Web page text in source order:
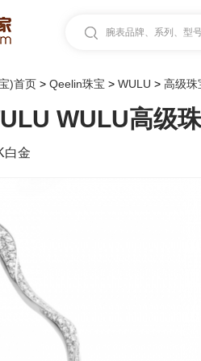
腕表品牌、系列、型
)首页 > Qeelin珠宝 > WULU > 高级珠
WULU高级
白金